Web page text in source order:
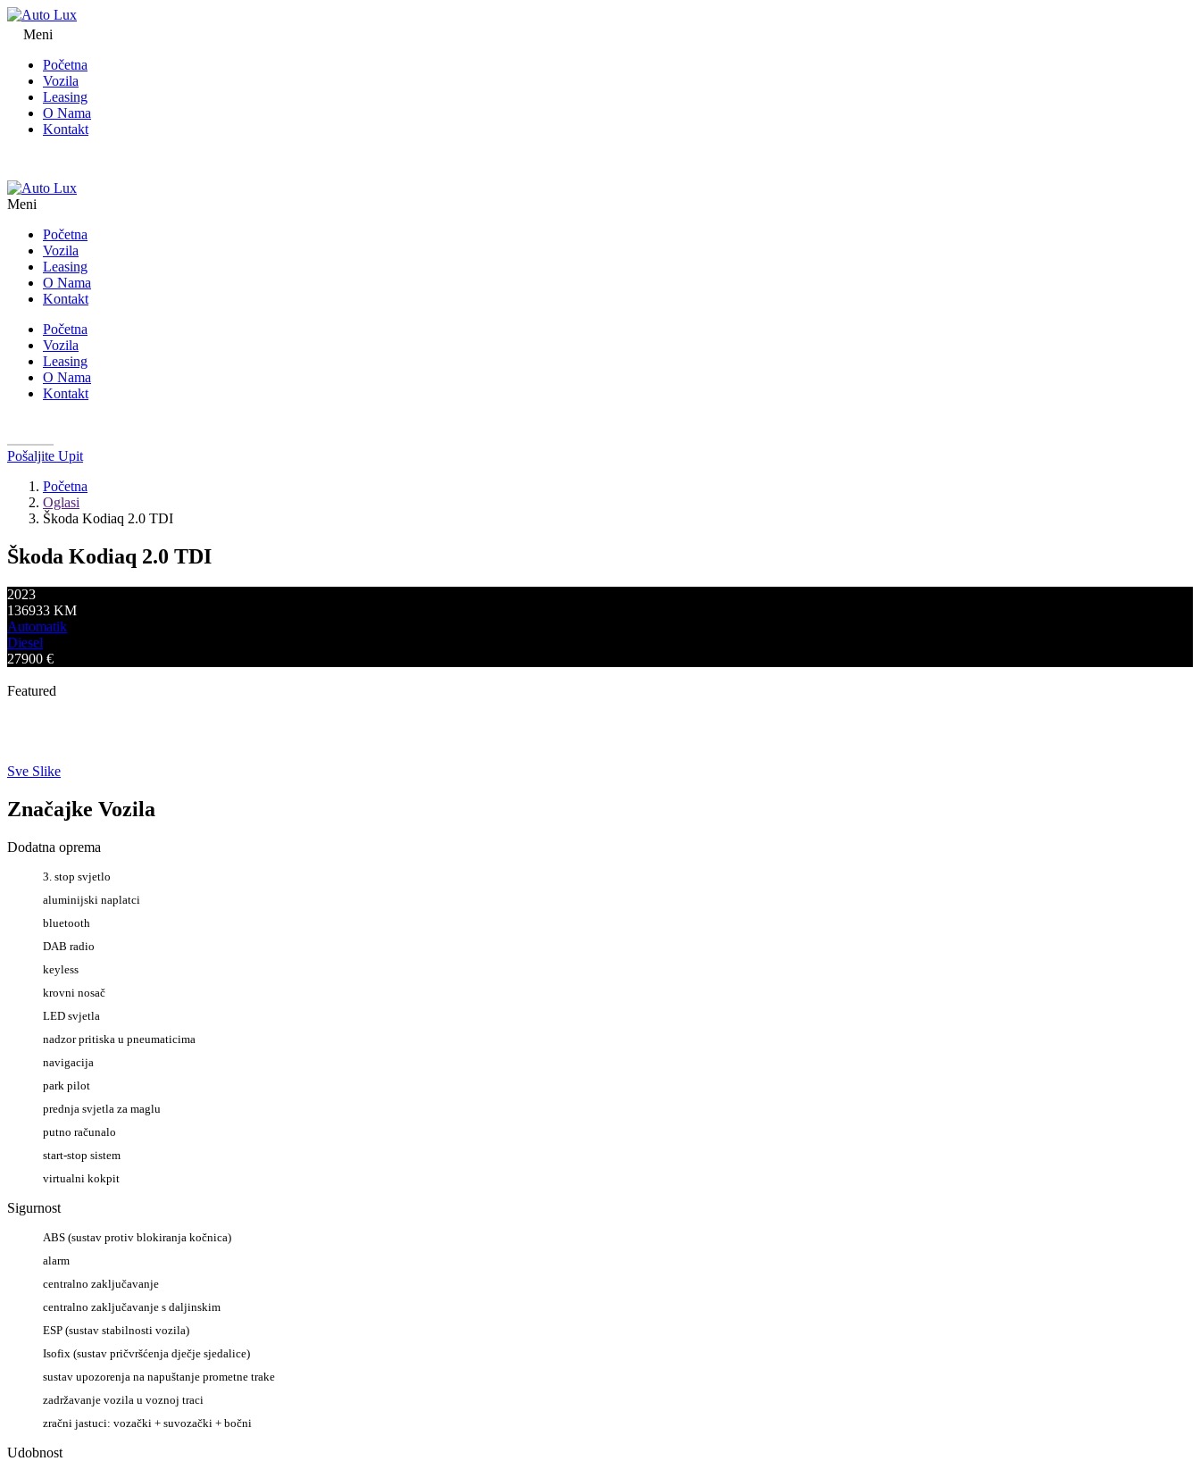
Meni
Početna
Vozila
Leasing
O Nama
Kontakt
Meni
Početna
Vozila
Leasing
O Nama
Kontakt
Početna
Vozila
Leasing
O Nama
Kontakt
Pošaljite Upit
Početna
Oglasi
Škoda Kodiaq 2.0 TDI
Škoda Kodiaq 2.0 TDI
2023
136933 KM
Automatik
Diesel
27900 €
Featured
Sve Slike
Značajke Vozila
Dodatna oprema
3. stop svjetlo
aluminijski naplatci
bluetooth
DAB radio
keyless
krovni nosač
LED svjetla
nadzor pritiska u pneumaticima
navigacija
park pilot
prednja svjetla za maglu
putno računalo
start-stop sistem
virtualni kokpit
Sigurnost
ABS (sustav protiv blokiranja kočnica)
alarm
centralno zaključavanje
centralno zaključavanje s daljinskim
ESP (sustav stabilnosti vozila)
Isofix (sustav pričvršćenja dječje sjedalice)
sustav upozorenja na napuštanje prometne trake
zadržavanje vozila u voznoj traci
zračni jastuci: vozački + suvozački + bočni
Udobnost